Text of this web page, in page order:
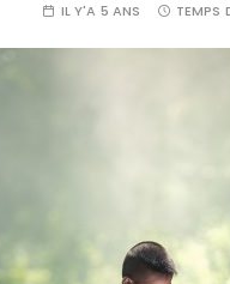
IL Y'A 5 ANS TEMPS